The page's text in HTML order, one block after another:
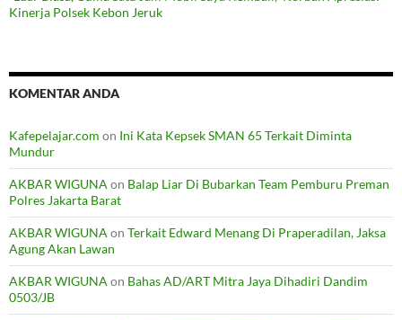
Kinerja Polsek Kebon Jeruk
KOMENTAR ANDA
Kafepelajar.com on Ini Kata Kepsek SMAN 65 Terkait Diminta
Mundur
AKBAR WIGUNA on Balap Liar Di Bubarkan Team Pemburu Preman
Polres Jakarta Barat
AKBAR WIGUNA on Terkait Edward Menang Di Praperadilan, Jaksa
Agung Akan Lawan
AKBAR WIGUNA on Bahas AD/ART Mitra Jaya Dihadiri Dandim
0503/JB